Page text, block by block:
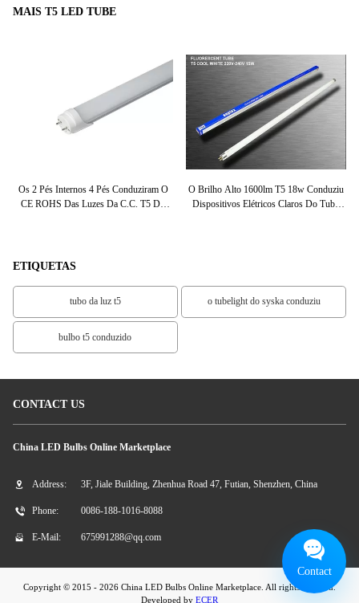
MAIS T5 LED TUBE
Os 2 Pés Internos 4 Pés Conduziram O
CE ROHS Das Luzes Da C.C. T5 Do
O Brilho Alto 1600lm T5 18w Conduziu
Dispositivos Elétricos Claros Do Tubo
ETIQUETAS
tubo da luz t5 o tubelight do syska conduziu
bulbo t5 conduzido
CONTACT US
China LED Bulbs Online Marketplace
Address: 3F, Jiale Building, Zhenhua Road 47, Futian, Shenzhen, China
Phone: 0086-188-1016-8088
E-Mail: 675991288@qq.com
Copyright © 2015 - 2026 China LED Bulbs Online Marketplace. All rights reserved.
Developed by ECER
Contact